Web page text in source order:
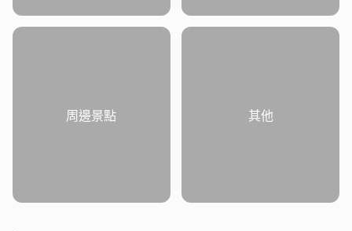
周邊景點 其他